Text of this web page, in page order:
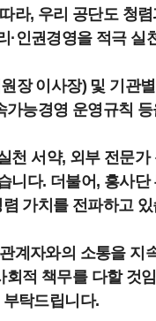
라, 우리 공단도 청
·인권경영을 적극 실
장 이사장) 및 기관
능경영 운영규칙
천 서약, 외부 전문
니다. 더불어, 흥사
가치를 전파하고
계자와의 소통을 지
적 책무를 다할 것
탁드립니다.